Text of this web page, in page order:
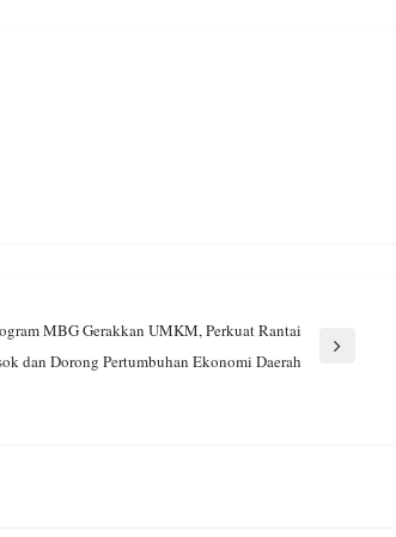
MBG Gerakkan UMKM, Perkuat Rantai
dan Dorong Pertumbuhan Ekonomi Daerah